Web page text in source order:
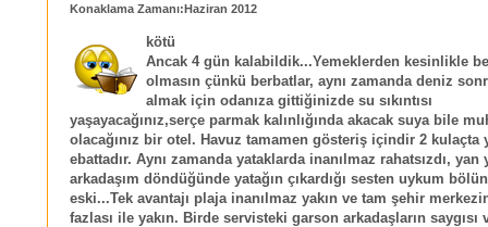
Konaklama Zamanı:Haziran 2012
kötü
Ancak 4 gün kalabildik...Yemeklerden kesinlikle
olmasın çünkü berbatlar, aynı zamanda deniz
almak için odanıza gittiğinizde su sıkıntısı
yaşayacağınız,serçe parmak kalınlığında akacak suya bile
olacağınız bir otel. Havuz tamamen gösteriş içindir 2 kulaçta
ebattadır. Aynı zamanda yataklarda inanılmaz rahatsızdı, yan
arkadaşım döndüğünde yatağın çıkardığı sesten uykum
eski...Tek avantajı plaja inanılmaz yakın ve tam şehir
fazlası ile yakın. Birde servisteki garson arkadaşların saygısı